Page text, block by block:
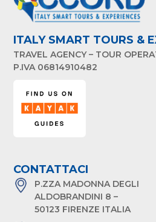
ITALY SMART TOURS &
TRAVEL AGENCY – TOUR
P.IVA 06814910482
CONTATTACI
P.ZZA MADONNA DEGLI
ALDOBRANDINI 8 –
50123 FIRENZE ITALIA